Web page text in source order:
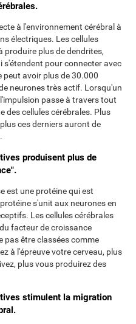
à l'environnement cérébral à
électriques. Les cellules
produire plus de dendrites,
s'étendent pour connecter avec
peut avoir plus de 30.000
neurones très actif. Lorsqu'un
passe à travers tout
des cellules cérébrales. Plus
ces derniers auront de
produisent plus de
est une protéine qui est
s'unit aux neurones en
Les cellules cérébrales
facteur de croissance
pas être classées comme
à l'épreuve votre cerveau, plus
plus vous produirez des
stimulent la migration